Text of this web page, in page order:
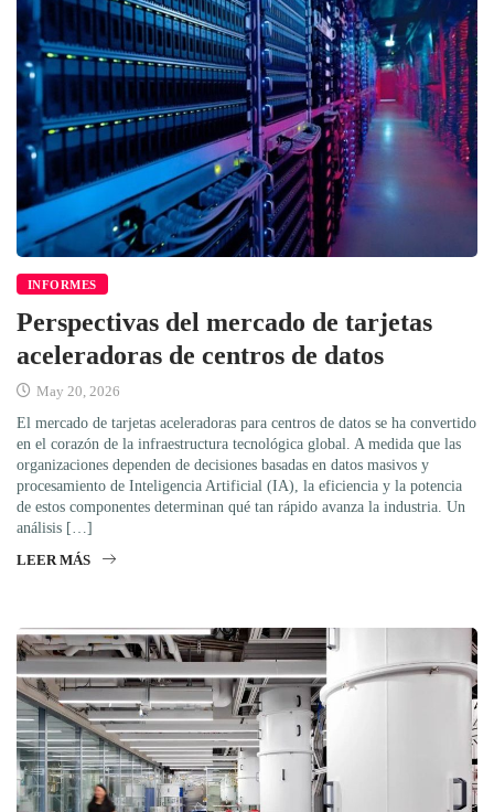
INFORMES
Perspectivas del mercado de tarjetas
aceleradoras de centros de datos
May 20, 2026
El mercado de tarjetas aceleradoras para centros de datos se ha convertido
en el corazón de la infraestructura tecnológica global. A medida que las
organizaciones dependen de decisiones basadas en datos masivos y
procesamiento de Inteligencia Artificial (IA), la eficiencia y la potencia
de estos componentes determinan qué tan rápido avanza la industria. Un
análisis […]
LEER MÁS